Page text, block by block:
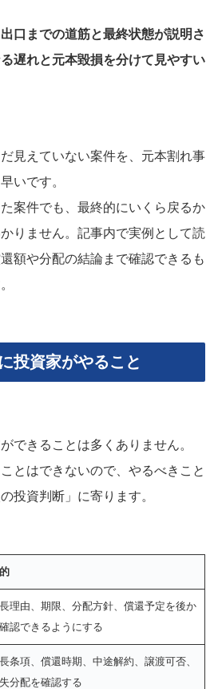
口までの道筋と最終状態が説明さ
遅れと元本毀損を分けて見やすい
見えていない案件を、元本割れ事
いです。
案件でも、最終的にいくら戻るか
りません。記事内で実例として読
額や分配の結論まで確認できるも
投資家がやること
できることは多くありません。
とはできないので、やるべきこと
投資判断」に寄ります。
理由、期限、分配方針、償還予定を後か
認できるようにする
条項、償還時期、中途解約、譲渡可否、
分配を確認する